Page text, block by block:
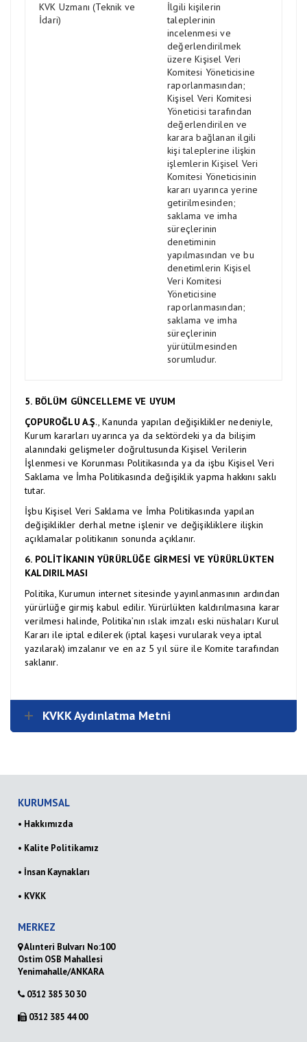
KVK Uzmanı (Teknik ve
İdari)
İlgili kişilerin
taleplerinin
incelenmesi ve
değerlendirilmek
üzere Kişisel Veri
Komitesi Yöneticisine
raporlanmasından;
Kişisel Veri Komitesi
Yöneticisi tarafından
değerlendirilen ve
karara bağlanan ilgili
kişi taleplerine ilişkin
işlemlerin Kişisel Veri
Komitesi Yöneticisinin
kararı uyarınca yerine
getirilmesinden;
saklama ve imha
süreçlerinin
denetiminin
yapılmasından ve bu
denetimlerin Kişisel
Veri Komitesi
Yöneticisine
raporlanmasından;
saklama ve imha
süreçlerinin
yürütülmesinden
sorumludur.
5. BÖLÜM GÜNCELLEME VE UYUM
ÇOPUROĞLU A.Ş., Kanunda yapılan değişiklikler nedeniyle,
Kurum kararları uyarınca ya da sektördeki ya da bilişim
alanındaki gelişmeler doğrultusunda Kişisel Verilerin
İşlenmesi ve Korunması Politikasında ya da işbu Kişisel Veri
Saklama ve İmha Politikasında değişiklik yapma hakkını saklı
tutar.
İşbu Kişisel Veri Saklama ve İmha Politikasında yapılan
değişiklikler derhal metne işlenir ve değişikliklere ilişkin
açıklamalar politikanın sonunda açıklanır.
6. POLİTİKANIN YÜRÜRLÜĞE GİRMESİ VE YÜRÜRLÜKTEN
KALDIRILMASI
Politika, Kurumun internet sitesinde yayınlanmasının ardından
yürürlüğe girmiş kabul edilir. Yürürlükten kaldırılmasına karar
verilmesi halinde, Politika’nın ıslak imzalı eski nüshaları Kurul
Kararı ile iptal edilerek (iptal kaşesi vurularak veya iptal
yazılarak) imzalanır ve en az 5 yıl süre ile Komite tarafından
saklanır.
KVKK Aydınlatma Metni
KURUMSAL
• Hakkımızda
• Kalite Politikamız
• İnsan Kaynakları
• KVKK
MERKEZ
Alınteri Bulvarı No:100
Ostim OSB Mahallesi
Yenimahalle/ANKARA
0312 385 30 30
0312 385 44 00